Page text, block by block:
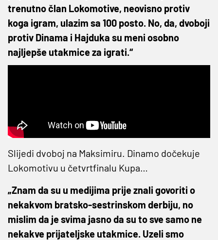
trenutno član Lokomotive, neovisno protiv
koga igram, ulazim sa 100 posto. No, da, dvoboji
protiv Dinama i Hajduka su meni osobno
najljepše utakmice za igrati.“
Slijedi dvoboj na Maksimiru. Dinamo dočekuje
Lokomotivu u četvrtfinalu Kupa…
„Znam da su u medijima prije znali govoriti o
nekakvom bratsko-sestrinskom derbiju, no
mislim da je svima jasno da su to sve samo ne
nekakve prijateljske utakmice. Uzeli smo